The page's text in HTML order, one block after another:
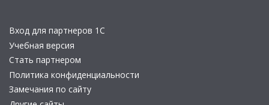
Вход для партнеров 1С
Учебная версия
Стать партнером
Политика конфиденциальности
Замечания по сайту